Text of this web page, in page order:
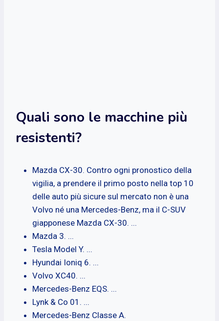
Quali sono le macchine più
resistenti?
Mazda CX-30. Contro ogni pronostico della
vigilia, a prendere il primo posto nella top 10
delle auto più sicure sul mercato non è una
Volvo né una Mercedes-Benz, ma il C-SUV
giapponese Mazda CX-30. ...
Mazda 3. ...
Tesla Model Y. ...
Hyundai Ioniq 6. ...
Volvo XC40. ...
Mercedes-Benz EQS. ...
Lynk & Co 01. ...
Mercedes-Benz Classe A.